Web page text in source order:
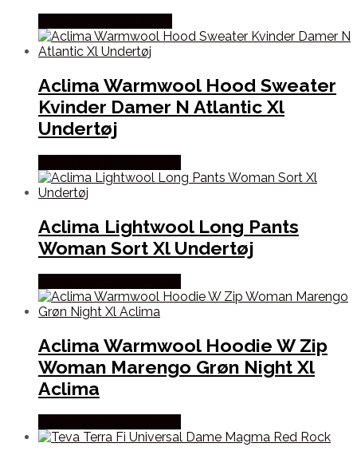
Aclima Warmwool Hood Sweater
Kvinder Damer N Atlantic Xl
Undertøj
Aclima Lightwool Long Pants
Woman Sort Xl Undertøj
Aclima Warmwool Hoodie W Zip
Woman Marengo Grøn Night Xl
Aclima